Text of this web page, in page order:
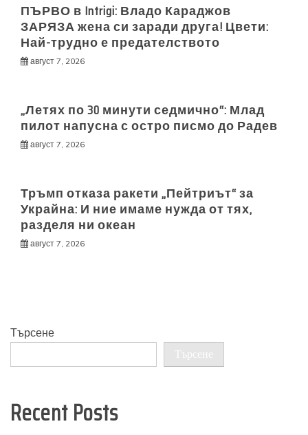
ПЪРВО в Intrigi: Владо Караджов
ЗАРЯЗА жена си заради друга! Цвети:
Най-трудно е предателството
август 7, 2026
„Летях по 30 минути седмично“: Млад
пилот напусна с остро писмо до Радев
август 7, 2026
Тръмп отказа ракети „Пейтриът“ за
Украйна: И ние имаме нужда от тях,
разделя ни океан
август 7, 2026
Търсене
Търсене
Recent Posts